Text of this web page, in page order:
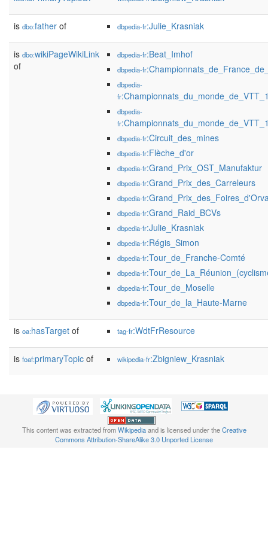
is dbo:father of dbpedia-fr:Julie_Krasniak
is dbo:wikiPageWikiLink
of
dbpedia-fr:Beat_Imhof
dbpedia-fr
dbpedia-
fr
dbpedia-
fr
dbpedia-fr:Circuit_des_mines
dbpedia-fr:Flèche_d'or
dbpedia-fr:Grand_Prix_OST_Manufaktur
dbpedia-fr:Grand_Prix_des_Carreleurs
dbpedia-fr
dbpedia-fr:Grand_Raid_BCVs
dbpedia-fr:Julie_Krasniak
dbpedia-fr:Régis_Simon
dbpedia-fr:Tour_de_Franche-Comté
dbpedia-fr
dbpedia-fr:Tour_de_Moselle
dbpedia-fr:Tour_de_la_Haute-Marne
is oa:hasTarget of tag-fr:WdtFrResource
is foaf:primaryTopic of wikipedia-fr:Zbigniew_Krasniak
This content was extracted fromWikipediaand is licensed under theCreative
Commons Attribution-ShareAlike 3.0 Unported License